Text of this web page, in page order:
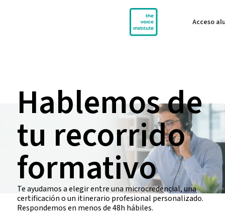
Acceso
Hablemos de
tu recorrido
formativo
Te ayudamos a elegir entre una microcredencial, una
certificación o un itinerario profesional personalizado.
Respondemos en menos de 48h hábiles.